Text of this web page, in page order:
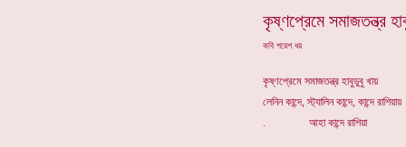
কৃষ্ণপ্রেমে সমাজতন্ত্র
কবি পরেশ ধর
কৃষ্ণপ্রেমে সমাজতন্ত্র হাবুডুবু খায়
লেনিন কান্দে, স্ট্যালিন কান্দে, কান্দে রাশিয়ায়
. আহা কান্দে রাশিয়া